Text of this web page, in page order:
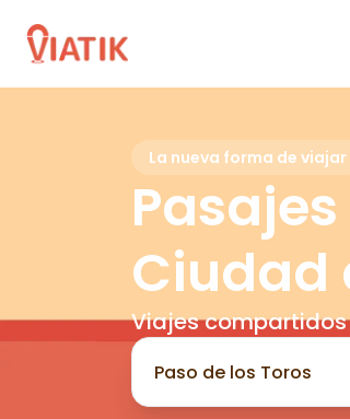
La nueva forma de viajar
Ciudad
Viajes